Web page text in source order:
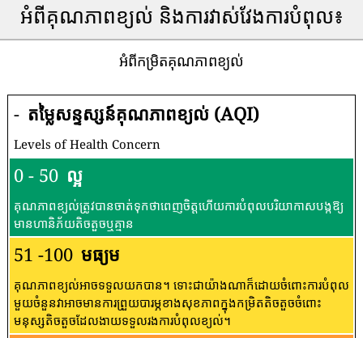
អំពីគុណភាពខ្យល់ និងការវាស់វែងការបំពុល៖
អំពីកម្រិតគុណភាពខ្យល់
- តម្លៃសន្ទស្សន៍គុណភាពខ្យល់ (AQI)
Levels of Health Concern
0 - 50 ល្អ
គុណភាពខ្យល់ត្រូវបានចាត់ទុកថាពេញចិត្តហើយការបំពុលបរិយាកាសបង្កឱ្យ
មានហានិភ័យតិចតួចឬគ្មាន
51 -100 មធ្យម
គុណភាពខ្យល់អាចទទួលយកបាន។ ទោះជាយ៉ាងណាក៏ដោយចំពោះការបំពុល
មួយចំនួនវាអាចមានការព្រួយបារម្ភខាងសុខភាពក្នុងកម្រិតតិចតួចចំពោះ
មនុស្សតិចតួចដែលងាយទទួលរងការបំពុលខ្យល់។